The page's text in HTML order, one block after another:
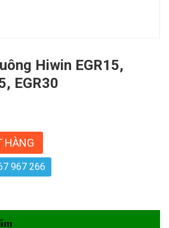
Hiwin EGR15,
EGR30
HÀNG
967 266